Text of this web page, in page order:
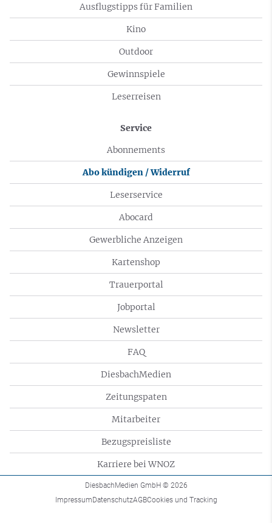
Ausflugstipps für Familien
Kino
Outdoor
Gewinnspiele
Leserreisen
Service
Abonnements
Abo kündigen / Widerruf
Leserservice
Abocard
Gewerbliche Anzeigen
Kartenshop
Trauerportal
Jobportal
Newsletter
FAQ
DiesbachMedien
Zeitungspaten
Mitarbeiter
Bezugspreisliste
Karriere bei WNOZ
DiesbachMedien GmbH © 2026
ImpressumDatenschutzAGBCookies und Tracking